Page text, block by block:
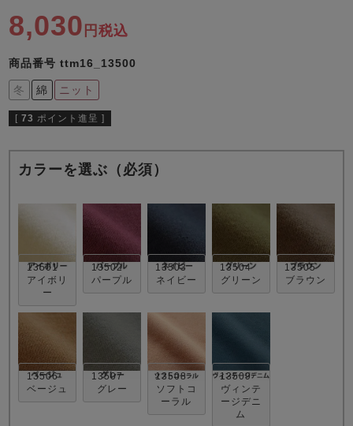
売れ筋ランキング
- Item Ranking -
すべての季節のパジャマ一覧はこちら
ボーイズ半袖
ン単品
売れ筋ランキング
- Item Ranking -
新着商品
- New Arrival -
8,030 税込
商品番号 ttm16_13500
冬 綿 ニット
[ 73 ポイント進呈 ]
カラーを選ぶ（必須）
13501
アイボリ
ー
13502
パープル
13503
ネイビー
13504
グリーン
13505
ブラウン
13506
ベージュ
13507
グレー
13508
ソフトコ
ーラル
13509
ヴィンテ
ージデニ
ム